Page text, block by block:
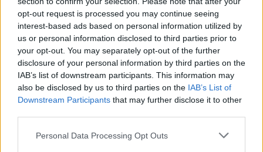
opt-out request is processed you may continue seeing
interest-based ads based on personal information utilized by
us or personal information disclosed to third parties prior to
your opt-out. You may separately opt-out of the further
disclosure of your personal information by third parties on the
IAB’s list of downstream participants. This information may
also be disclosed by us to third parties on the IAB’s List of
Downstream Participants that may further disclose it to other
Personal Data Processing Opt Outs
TRENDING
#ΝΕΕΣ ΤΑΥΤΟΤΗΤΕΣ #ΙΔΡΩΤΑΣ #ΚΑΚΟΣΜΙΑ
# ΚΑΡΤΑ ΑΓΡΟΤΗ